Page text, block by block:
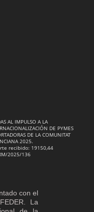
AL IMPULSO A LA
DE PYMES
DE LA COMUNITAT
2025.
recibido: 19150,44
2025/136
con el
La